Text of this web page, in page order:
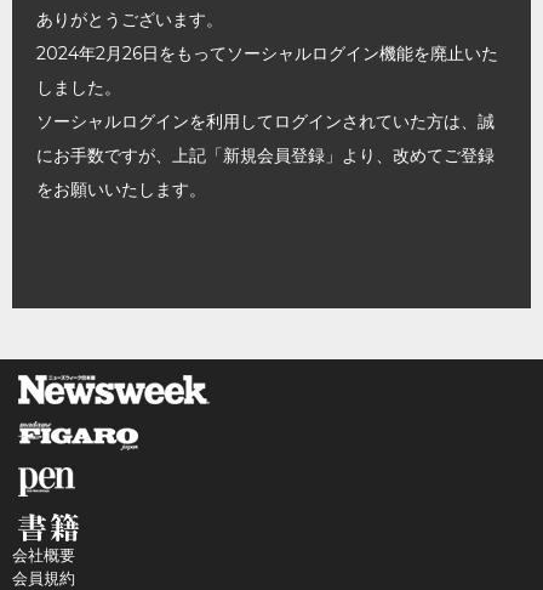
ありがとうございます。
2024年2月26日をもってソーシャルログイン機能を廃止いた
しました。
ソーシャルログインを利用してログインされていた方は、誠
にお手数ですが、上記「新規会員登録」より、改めてご登録
をお願いいたします。
会社概要
会員規約